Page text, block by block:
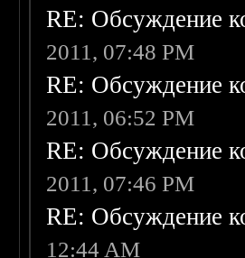
RE: Обсуждение
2011, 07:48 PM
RE: Обсуждение
2011, 06:52 PM
RE: Обсуждение
2011, 07:46 PM
RE: Обсуждение
12:44 AM